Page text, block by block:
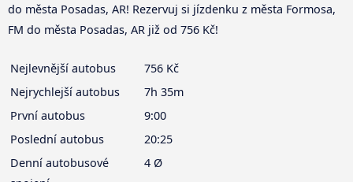
do města Posadas, AR! Rezervuj si jízdenku z města Formosa,
FM do města Posadas, AR již od 756 Kč!
Nejlevnější autobus
756 Kč
Nejrychlejší autobus
7h 35m
První autobus
9:00
Poslední autobus
20:25
Denní autobusové
4 Ø